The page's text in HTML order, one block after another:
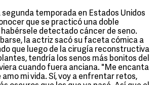
segunda temporada en Estados Unidos
que se practicó una doble
detectado cáncer de seno.
la actriz sacó su faceta cómica a
que luego de la cirugía reconstructiva
tendría los senos más bonitos del
cuando fuera anciana. "Me encanta
mi vida. Sí, voy a enfrentar retos,